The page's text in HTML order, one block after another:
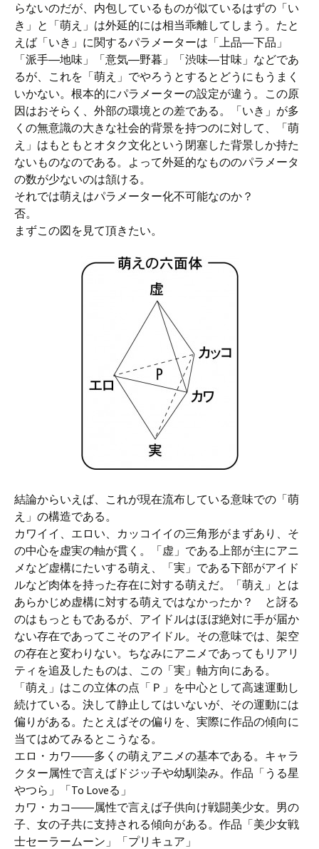
らないのだが、内包しているものが似ているはずの「い
き」と「萌え」は外延的には相当乖離してしまう。たと
えば「いき」に関するパラメーターは「上品―下品」
「派手―地味」「意気―野暮」「渋味―甘味」などであ
るが、これを「萌え」でやろうとするとどうにもうまく
いかない。根本的にパラメーターの設定が違う。この原
因はおそらく、外部の環境との差である。「いき」が多
くの無意識の大きな社会的背景を持つのに対して、「萌
え」はもともとオタク文化という閉塞した背景しか持た
ないものなのである。よって外延的なもののパラメータ
の数が少ないのは頷ける。
それでは萌えはパラメーター化不可能なのか？
否。
まずこの図を見て頂きたい。
結論からいえば、これが現在流布している意味での「萌
え」の構造である。
カワイイ、エロい、カッコイイの三角形がまずあり、そ
の中心を虚実の軸が貫く。「虚」である上部が主にアニ
メなど虚構にたいする萌え、「実」である下部がアイド
ルなど肉体を持った存在に対する萌えだ。「萌え」とは
あらかじめ虚構に対する萌えではなかったか？ と訝る
のはもっともであるが、アイドルはほぼ絶対に手が届か
ない存在であってこそのアイドル。その意味では、架空
の存在と変わりない。ちなみにアニメであってもリアリ
ティを追及したものは、この「実」軸方向にある。
「萌え」はこの立体の点「Ｐ」を中心として高速運動し
続けている。決して静止してはいないが、その運動には
偏りがある。たとえばその偏りを、実際に作品の傾向に
当てはめてみるとこうなる。
エロ・カワ――多くの萌えアニメの基本である。キャラ
クター属性で言えばドジッ子や幼馴染み。作品「うる星
やつら」「To Loveる」
カワ・カコ――属性で言えば子供向け戦闘美少女。男の
子、女の子共に支持される傾向がある。作品「美少女戦
士セーラームーン」「プリキュア」